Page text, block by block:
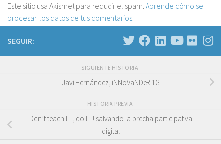
Este sitio usa Akismet para reducir el spam. Aprende cómo se
procesan los datos de tus comentarios.
SEGUIR:
SIGUIENTE HISTORIA
Javi Hernández, iNNoVaNDeR 1G
HISTORIA PREVIA
Don’t teach I.T., do I.T.! salvando la brecha participativa
digital